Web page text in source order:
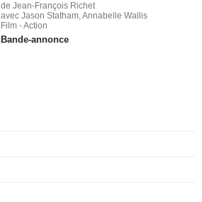
de Jean-François Richet
avec Jason Statham, Annabelle Wallis
Film - Action
Bande-annonce